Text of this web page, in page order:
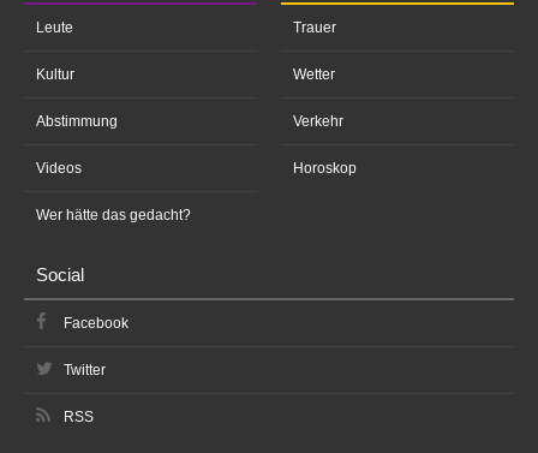
Leute
Kultur
Abstimmung
Videos
Wer hätte das gedacht?
Trauer
Wetter
Verkehr
Horoskop
Social
Facebook
Twitter
RSS